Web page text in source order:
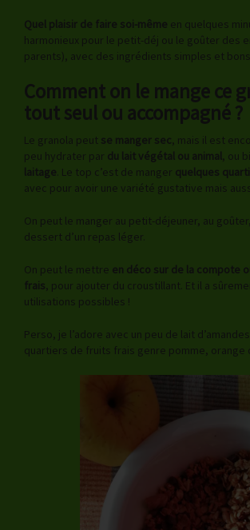
Quel plaisir de faire soi-même en quelques
harmonieux pour le petit-déj ou le goûter des
parents), avec des ingrédients simples et
Comment on le mange ce
tout seul ou accompagné ?
Le granola peut se manger sec, mais il est
peu hydrater par du lait végétal ou animal , ou
laitage. Le top c’est de manger quelques
avec pour avoir une variété gustative mais
On peut le manger au petit-déjeuner, au
dessert d’un repas léger.
On peut le mettre en déco sur de la compote
frais, pour ajouter du croustillant. Et il a
utilisations possibles !
Perso, je l’adore avec un peu de lait
quartiers de fruits frais genre pomme, orange